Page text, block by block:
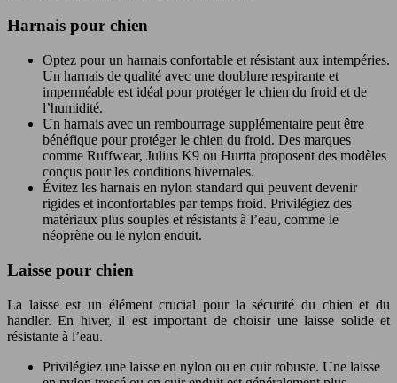
Harnais pour chien
Optez pour un harnais confortable et résistant aux intempéries.
Un harnais de qualité avec une doublure respirante et
imperméable est idéal pour protéger le chien du froid et de
l’humidité.
Un harnais avec un rembourrage supplémentaire peut être
bénéfique pour protéger le chien du froid. Des marques
comme Ruffwear, Julius K9 ou Hurtta proposent des modèles
conçus pour les conditions hivernales.
Évitez les harnais en nylon standard qui peuvent devenir
rigides et inconfortables par temps froid. Privilégiez des
matériaux plus souples et résistants à l’eau, comme le
néoprène ou le nylon enduit.
Laisse pour chien
La laisse est un élément crucial pour la sécurité du chien et du
handler. En hiver, il est important de choisir une laisse solide et
résistante à l’eau.
Privilégiez une laisse en nylon ou en cuir robuste. Une laisse